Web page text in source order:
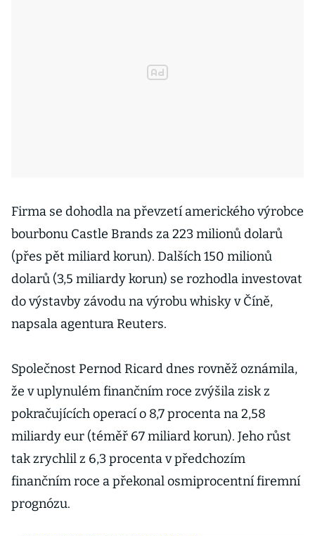
Firma se dohodla na převzetí amerického výrobce
bourbonu Castle Brands za 223 milionů dolarů
(přes pět miliard korun). Dalších 150 milionů
dolarů (3,5 miliardy korun) se rozhodla investovat
do výstavby závodu na výrobu whisky v Číně,
napsala agentura Reuters.
Společnost Pernod Ricard dnes rovněž oznámila,
že v uplynulém finančním roce zvýšila zisk z
pokračujících operací o 8,7 procenta na 2,58
miliardy eur (téměř 67 miliard korun). Jeho růst
tak zrychlil z 6,3 procenta v předchozím
finančním roce a překonal osmiprocentní firemní
prognózu.